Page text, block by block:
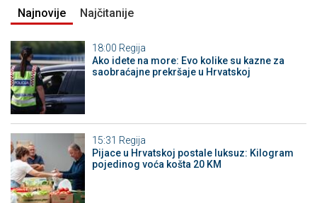
Najnovije Najčitanije
18:00 Regija
Ako idete na more: Evo kolike su kazne za
saobraćajne prekršaje u Hrvatskoj
15:31 Regija
Pijace u Hrvatskoj postale luksuz: Kilogram
pojedinog voća košta 20 KM